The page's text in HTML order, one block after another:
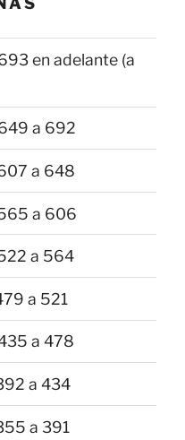
en adelante (a
a 692
a 648
a 606
a 564
a 521
a 478
a 434
a 391